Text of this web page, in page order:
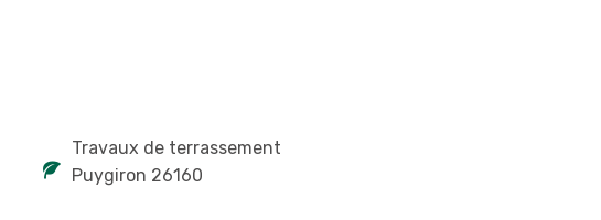
Travaux de terrassement
Puygiron 26160